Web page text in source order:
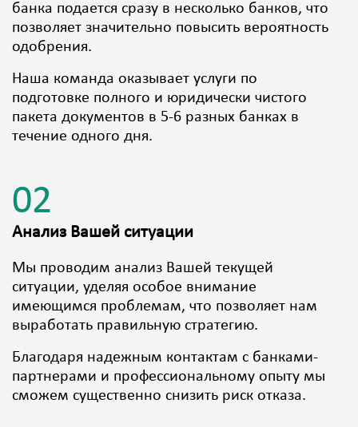
банка подается сразу в несколько банков, что
позволяет значительно повысить вероятность
одобрения.
Наша команда оказывает услуги по
подготовке полного и юридически чистого
пакета документов в 5-6 разных банках в
течение одного дня.
02
Анализ Вашей ситуации
Мы проводим анализ Вашей текущей
ситуации, уделяя особое внимание
имеющимся проблемам, что позволяет нам
выработать правильную стратегию.
Благодаря надежным контактам с банками-
партнерами и профессиональному опыту мы
сможем существенно снизить риск отказа.